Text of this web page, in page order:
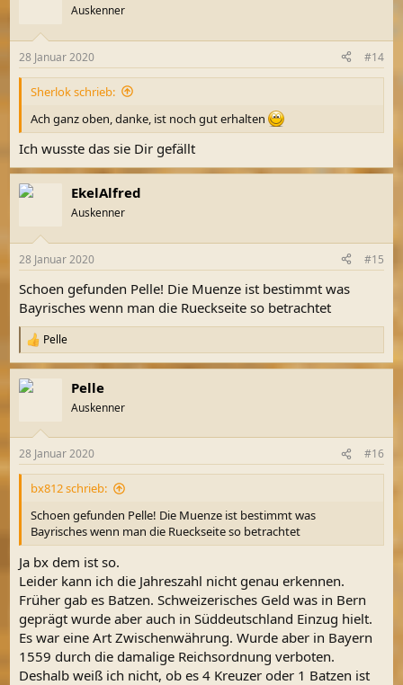
e
n
Auskenner
28 Januar 2020 #14
Sherlok schrieb:
Ach ganz oben, danke, ist noch gut erhalten
Ich wusste das sie Dir gefällt
EkelAlfred
Auskenner
28 Januar 2020 #15
Schoen gefunden Pelle! Die Muenze ist bestimmt was
Bayrisches wenn man die Rueckseite so betrachtet
R
e
a
k
e
n
Pelle
Pelle
Auskenner
28 Januar 2020 #16
bx812 schrieb:
Schoen gefunden Pelle! Die Muenze ist bestimmt was
Bayrisches wenn man die Rueckseite so betrachtet
Ja bx dem ist so.
Leider kann ich die Jahreszahl nicht genau erkennen.
Früher gab es Batzen. Schweizerisches Geld was in Bern
geprägt wurde aber auch in Süddeutschland Einzug hielt.
Es war eine Art Zwischenwährung. Wurde aber in Bayern
1559 durch die damalige Reichsordnung verboten.
Deshalb weiß ich nicht, ob es 4 Kreuzer oder 1 Batzen ist